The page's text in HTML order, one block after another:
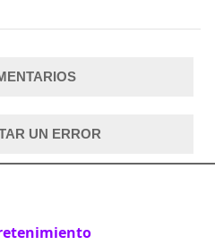
UN ERROR